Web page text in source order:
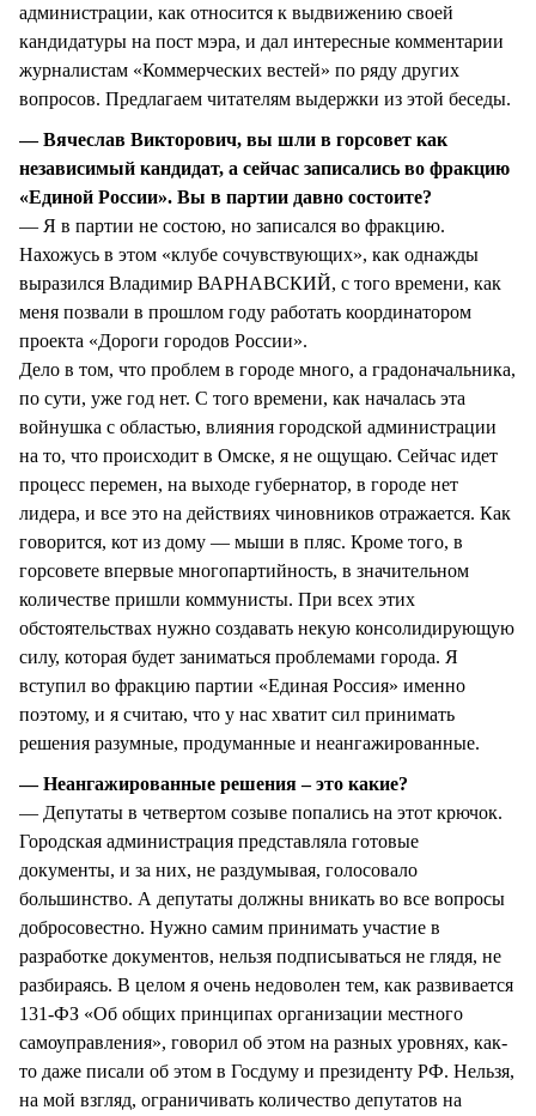
администрации, как относится к выдвижению своей
кандидатуры на пост мэра, и дал интересные комментарии
журналистам «Коммерческих вестей» по ряду других
вопросов. Предлагаем читателям выдержки из этой беседы.
— Вячеслав Викторович, вы шли в горсовет как
независимый кандидат, а сейчас записались во фракцию
«Единой России». Вы в партии давно состоите?
— Я в партии не состою, но записался во фракцию.
Нахожусь в этом «клубе сочувствующих», как однажды
выразился Владимир ВАРНАВСКИЙ, с того времени, как
меня позвали в прошлом году работать координатором
проекта «Дороги городов России».
Дело в том, что проблем в городе много, а градоначальника,
по сути, уже год нет. С того времени, как началась эта
войнушка с областью, влияния городской администрации
на то, что происходит в Омске, я не ощущаю. Сейчас идет
процесс перемен, на выходе губернатор, в городе нет
лидера, и все это на действиях чиновников отражается. Как
говорится, кот из дому — мыши в пляс. Кроме того, в
горсовете впервые многопартийность, в значительном
количестве пришли коммунисты. При всех этих
обстоятельствах нужно создавать некую консолидирующую
силу, которая будет заниматься проблемами города. Я
вступил во фракцию партии «Единая Россия» именно
поэтому, и я считаю, что у нас хватит сил принимать
решения разумные, продуманные и неангажированные.
— Неангажированные решения – это какие?
— Депутаты в четвертом созыве попались на этот крючок.
Городская администрация представляла готовые
документы, и за них, не раздумывая, голосовало
большинство. А депутаты должны вникать во все вопросы
добросовестно. Нужно самим принимать участие в
разработке документов, нельзя подписываться не глядя, не
разбираясь. В целом я очень недоволен тем, как развивается
131-ФЗ «Об общих принципах организации местного
самоуправления», говорил об этом на разных уровнях, как-
то даже писали об этом в Госдуму и президенту РФ. Нельзя,
на мой взгляд, ограничивать количество депутатов на